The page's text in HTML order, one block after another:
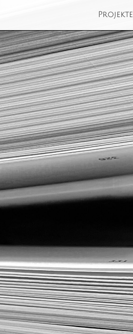
Projekte